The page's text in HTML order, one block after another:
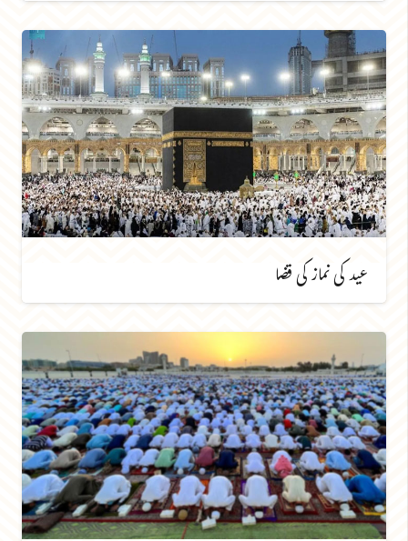
عید کی نماز کی قضا